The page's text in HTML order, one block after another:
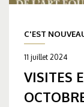
C'EST
11 juillet 2024
VISITES